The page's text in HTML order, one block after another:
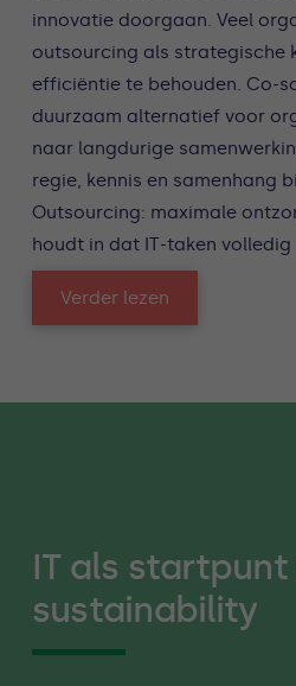
innovatie doorgaan. Veel
outsourcing als strategische
efficiëntie te behouden. Co-
duurzaam alternatief voor
naar langdurige
regie, kennis en samenhang
Outsourcing: maximale
houdt in dat IT-taken volledig
Verder lezen
IT als startpunt
sustainability